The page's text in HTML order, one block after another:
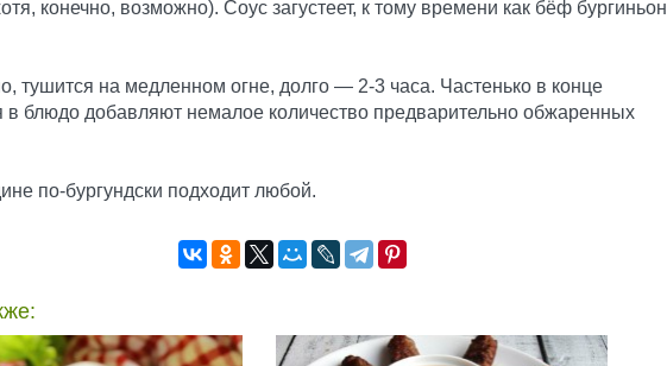
конечно, возможно). Соус загустеет, к тому времени как бёф бургиньон
тушится на медленном огне, долго — 2-3 часа. Частенько в конце
в блюдо добавляют немалое количество предварительно обжаренных
по-бургундски подходит любой.